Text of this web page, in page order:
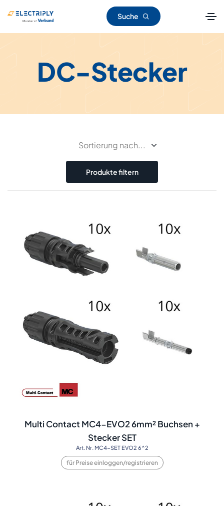
Suche
DC-Stecker
Produkte filtern
Multi Contact MC4-EVO2 6mm² Buchsen +
Stecker SET
Art. Nr. MC4-SET EVO2 6^2
für Preise einloggen/registrieren